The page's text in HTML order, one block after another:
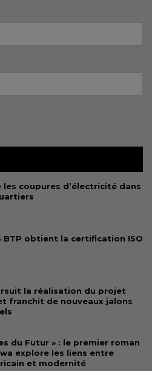
les coupures d’électricité dans
BTP obtient la certification ISO
la réalisation du projet
franchit de nouveaux jalons
du Futur » : le premier roman
explore les liens entre
et modernité